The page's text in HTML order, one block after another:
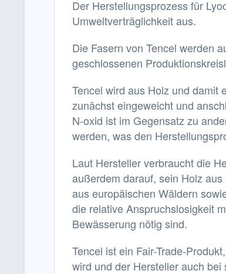
Der Herstellungsprozess für
Umweltverträglichkeit aus.
Die Fasern von Tencel werden
geschlossenen
Tencel wird aus Holz und damit
zunächst eingeweicht und
N-oxid ist im Gegensatz zu
werden, was den
Laut Hersteller verbraucht die
außerdem darauf, sein Holz
aus europäischen Wäldern
die relative Anspruchslosigkeit
Bewässerung nötig sind.
Tencel ist ein Fair-Trade-
wird und der Hersteller auch